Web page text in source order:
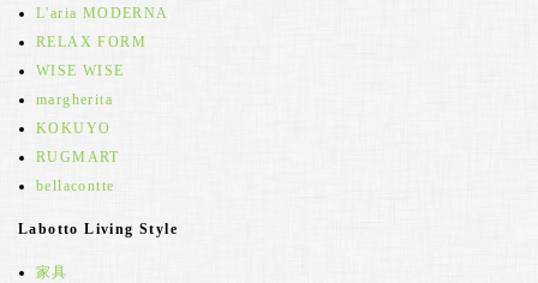
L'aria MODERNA
RELAX FORM
WISE WISE
margherita
KOKUYO
RUGMART
bellacontte
Labotto Living Style
家具